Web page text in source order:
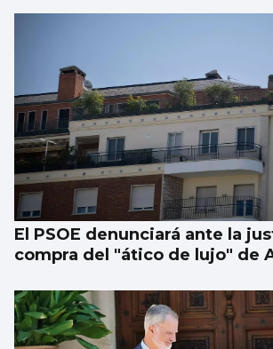
El PSOE denunciará ante la
compra del "ático de lujo" de